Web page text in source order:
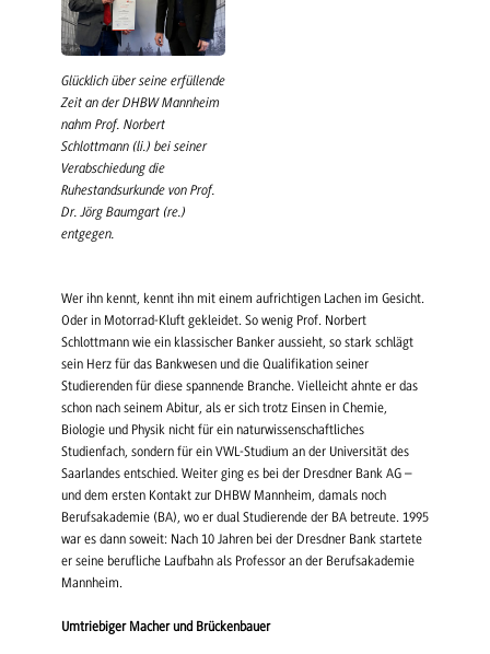
Glücklich über seine erfüllende
Zeit an der DHBW Mannheim
nahm Prof. Norbert
Schlottmann (li.) bei seiner
Verabschiedung die
Ruhestandsurkunde von Prof.
Dr. Jörg Baumgart (re.)
entgegen.
Wer ihn kennt, kennt ihn mit einem aufrichtigen Lachen im Gesicht.
Oder in Motorrad-Kluft gekleidet. So wenig Prof. Norbert
Schlottmann wie ein klassischer Banker aussieht, so stark schlägt
sein Herz für das Bankwesen und die Qualifikation seiner
Studierenden für diese spannende Branche. Vielleicht ahnte er das
schon nach seinem Abitur, als er sich trotz Einsen in Chemie,
Biologie und Physik nicht für ein naturwissenschaftliches
Studienfach, sondern für ein VWL-Studium an der Universität des
Saarlandes entschied. Weiter ging es bei der Dresdner Bank AG –
und dem ersten Kontakt zur DHBW Mannheim, damals noch
Berufsakademie (BA), wo er dual Studierende der BA betreute. 1995
war es dann soweit: Nach 10 Jahren bei der Dresdner Bank startete
er seine berufliche Laufbahn als Professor an der Berufsakademie
Mannheim.
Umtriebiger Macher und Brückenbauer